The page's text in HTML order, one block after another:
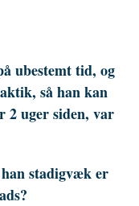
ubestemt tid, og
så han kan
2 uger siden, var
stadigvæk er